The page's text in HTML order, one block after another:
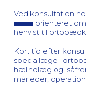
Ved konsultation
orienteret
henvist til
Kort tid efter
speciallæge i
hælindlæg og,
måneder, operation.